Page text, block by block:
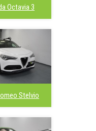
Octavia 3
Stelvio